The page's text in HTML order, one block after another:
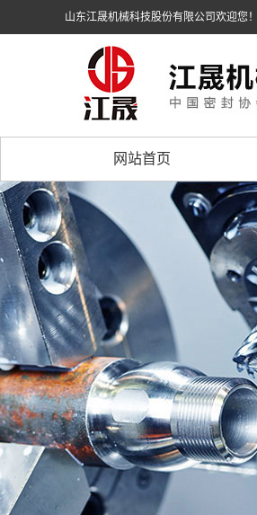
山东江晟机械科技股份有限公司欢迎您！
网站首页